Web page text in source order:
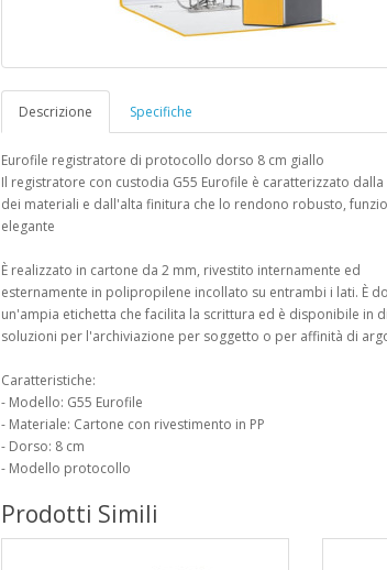
Descrizione Specifiche
Eurofile registratore di protocollo dorso 8 cm giallo
Il registratore con custodia G55 Eurofile è caratterizzato
dei materiali e dall'alta finitura che lo rendono robusto,
elegante
È realizzato in cartone da 2 mm, rivestito internamente ed
esternamente in polipropilene incollato su entrambi i lati. È
un'ampia etichetta che facilita la scrittura ed è disponibile in
soluzioni per l'archiviazione per soggetto o per affinità di
Caratteristiche:
- Modello: G55 Eurofile
- Materiale: Cartone con rivestimento in PP
- Dorso: 8 cm
- Modello protocollo
Prodotti Simili